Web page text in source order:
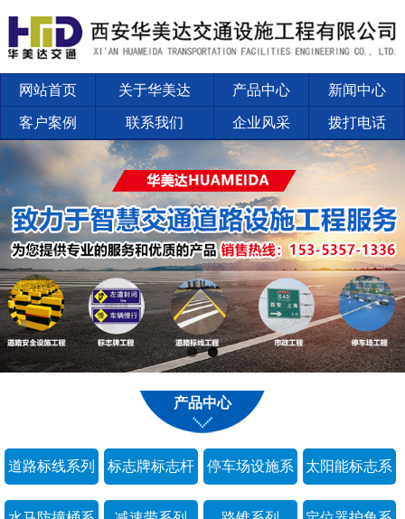
网站首页 关于华美达 产品中心 新闻中心
客户案例 联系我们 企业风采 拨打电话
产品中心
道路标线系列 标志牌标志杆
系列
停车场设施系
列
太阳能标志系
列